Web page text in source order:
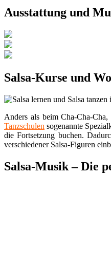
Ausstattung und
Salsa-Kurse und
Anders als beim Cha-Cha-Cha,
Tanzschulen sogenannte
die Fortsetzung buchen.
verschiedener Salsa-Figuren
Salsa-Musik – Die